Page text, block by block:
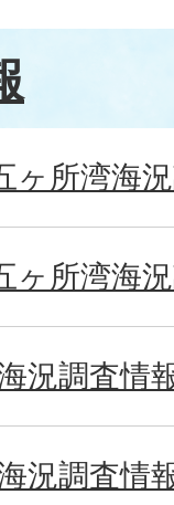
ヶ所湾海
ヶ所湾海
況調査情
況調査情